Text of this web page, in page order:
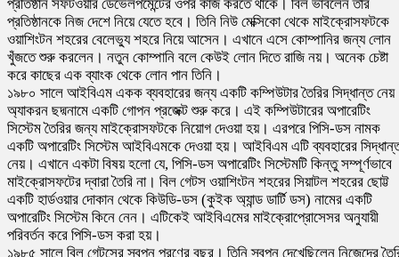
প্রতিষ্ঠান সফটওয়ার ডেভেলপমেন্টের ওপর কাজ করতে থাকে। বিল ভাবলেন তার
প্রতিষ্ঠানকে নিজ দেশে নিয়ে যেতে হবে। তিনি নিউ মেক্সিকো থেকে মাইক্রোসফটকে
ওয়াশিংটন শহরের বেলেভ্যু শহরে নিয়ে আসেন। এখানে এসে কোম্পানির জন্য লোন
খুঁজতে শুরু করলেন। নতুন কোম্পানি বলে কেউই লোন দিতে রাজি নয়। অনেক চেষ্টা
করে কাছের এক ব্যাংক থেকে লোন পান তিনি।
১৯৮০ সালে আইবিএম একক ব্যবহারের জন্য একটি কম্পিউটার তৈরির সিদ্ধান্ত
অ্যাকরন ছদ্মনামে একটি গোপন প্রজেক্ট শুরু করে। এই কম্পিউটারের অপারেটিং
সিস্টেম তৈরির জন্য মাইক্রোসফটকে নিয়োগ দেওয়া হয়। এরপরে পিসি-ডস নামক
একটি অপারেটিং সিস্টেম আইবিএমকে দেওয়া হয়। আইবিএম এটি ব্যবহারের
নেয়। এখানে একটা বিষয় হলো যে, পিসি-ডস অপারেটিং সিস্টেমটি কিন্তু সম্পূর্ণভাবে
মাইক্রোসফটের দ্বারা তৈরি না। বিল গেটস ওয়াশিংটন শহরের সিয়াটল শহরের ছোট্ট
একটি হার্ডওয়ার দোকান থেকে কিউডি-ডস (কুইক অ্যান্ড ডার্টি ডস) নামের একটি
অপারেটিং সিস্টেম কিনে নেন। এটিকেই আইবিএমের মাইক্রোপ্রোসেসর অনুযায়ী
পরিবর্তন করে পিসি-ডস করা হয়।
১৯৮৫ সালে বিল গেটসের স্বপ্ন পূরণের বছর। তিনি স্বপ্ন দেখেছিলেন নিজেদের